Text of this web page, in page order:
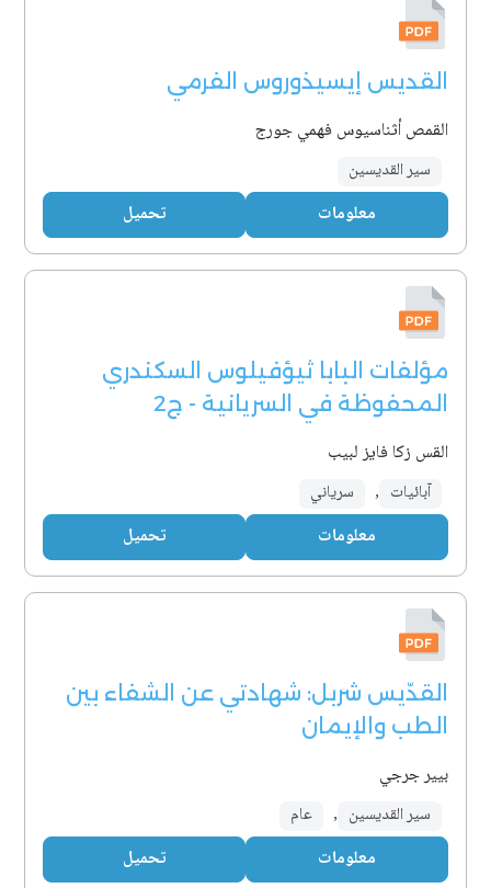
القديس إيسيذوروس الفرمي
القمص أثناسيوس فهمي جورج
سير القديسين
معلومات تحميل
مؤلفات البابا ثيؤفيلوس السكندري
المحفوظة في السريانية - ج2
القس زكا فايز لبيب
آبائيات , سرياني
معلومات تحميل
القدّيس شربل: شهادتي عن الشفاء بين
الطب والإيمان
بيير جرجي
سير القديسين , عام
معلومات تحميل